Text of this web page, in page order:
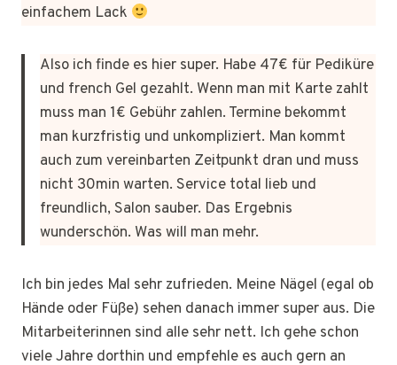
einfachem Lack
Also ich finde es hier super. Habe 47€ für Pediküre
und french Gel gezahlt. Wenn man mit Karte zahlt
muss man 1€ Gebühr zahlen. Termine bekommt
man kurzfristig und unkompliziert. Man kommt
auch zum vereinbarten Zeitpunkt dran und muss
nicht 30min warten. Service total lieb und
freundlich, Salon sauber. Das Ergebnis
wunderschön. Was will man mehr.
Ich bin jedes Mal sehr zufrieden. Meine Nägel (egal ob
Hände oder Füße) sehen danach immer super aus. Die
Mitarbeiterinnen sind alle sehr nett. Ich gehe schon
viele Jahre dorthin und empfehle es auch gern an